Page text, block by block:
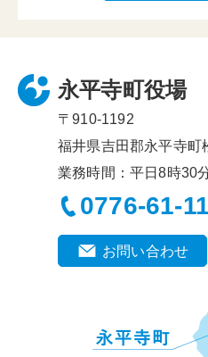
永平寺町役場
〒910-1192
福井県吉田郡永平寺町
業務時間：平日8時30
0776-61-
お問い合わせ